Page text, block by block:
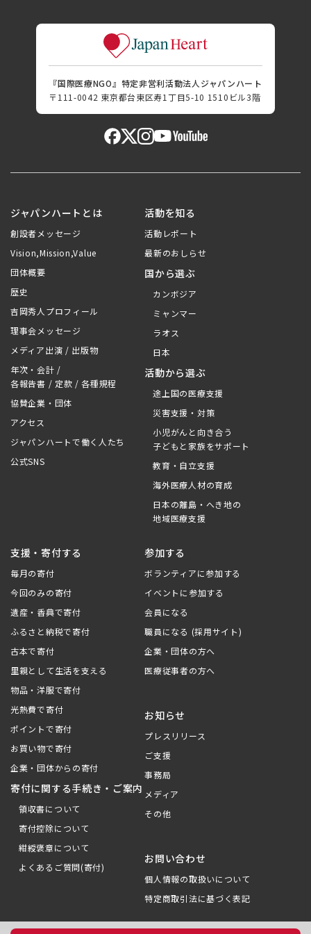
『国際医療NGO』特定非営利活動法人ジャパンハート
〒111-0042 東京都台東区寿1丁目5-10 1510ビル3階
ジャパンハートとは
創設者メッセージ
Vision,Mission,Value
団体概要
歴史
吉岡秀人プロフィール
理事会メッセージ
メディア出演 / 出版物
年次・会計 /
各報告書 / 定款 / 各種規程
協賛企業・団体
アクセス
ジャパンハートで働く人たち
公式SNS
活動を知る
活動レポート
最新のおしらせ
国から選ぶ
カンボジア
ミャンマー
ラオス
日本
活動から選ぶ
途上国の医療支援
災害支援・対策
小児がんと向き合う
子どもと家族をサポート
教育・自立支援
海外医療人材の育成
日本の離島・へき地の
地域医療支援
支援・寄付する
毎月の寄付
今回のみの寄付
遺産・香典で寄付
ふるさと納税で寄付
古本で寄付
里親として生活を支える
物品・洋服で寄付
光熱費で寄付
ポイントで寄付
お買い物で寄付
企業・団体からの寄付
寄付に関する手続き・ご案内
領収書について
寄付控除について
紺綬褒章について
よくあるご質問(寄付)
参加する
ボランティアに参加する
イベントに参加する
会員になる
職員になる (採用サイト)
企業・団体の方へ
医療従事者の方へ
お知らせ
プレスリリース
ご支援
事務局
メディア
その他
お問い合わせ
個人情報の取扱いについて
特定商取引法に基づく表記